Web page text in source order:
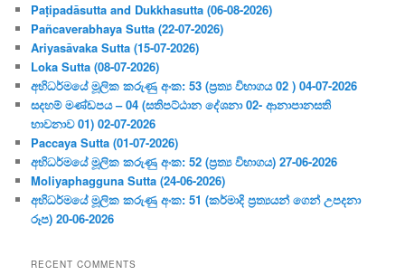
Paṭipadāsutta and Dukkhasutta (06-08-2026)
Pañcaverabhaya Sutta (22-07-2026)
Ariyasāvaka Sutta (15-07-2026)
Loka Sutta (08-07-2026)
අභිධර්මයේ මූලික කරුණු අංක: 53 (ප්‍ර‍ත්‍ය විභාගය 02 ) 04-07-2026
සදහම් මණ්ඩපය – 04 (සතිපට්ඨාන දේශනා 02- ආනාපානසති
භාවනාව 01) 02-07-2026
Paccaya Sutta (01-07-2026)
අභිධර්මයේ මූලික කරුණු අංක: 52 (ප්‍ර‍ත්‍ය විභාගය) 27-06-2026
Moliyaphagguna Sutta (24-06-2026)
අභිධර්මයේ මූලික කරුණු අංක: 51 (කර්මාදි ප්‍ර‍ත්‍යයන් ගෙන් උපදනා
රූප) 20-06-2026
RECENT COMMENTS